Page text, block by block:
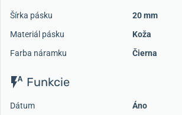
Šírka pásku
20 mm
Materiál pásku
Koža
Farba náramku
Čierna
Funkcie
Dátum
Áno